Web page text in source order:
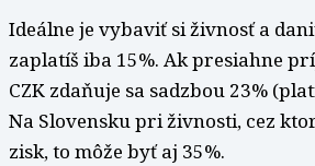
Ideálne je vybaviť si živnosť a
zaplatíš iba 15%. Ak presiahne
CZK zdaňuje sa sadzbou 23%
Na Slovensku pri živnosti, cez
zisk, to môže byť aj 35%.